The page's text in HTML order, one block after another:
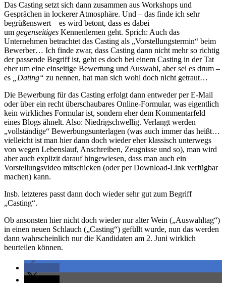
Das Casting setzt sich dann zusammen aus Workshops und
Gesprächen in lockerer Atmosphäre. Und – das finde ich sehr
begrüßenswert – es wird betont, dass es dabei
um gegenseitiges Kennenlernen geht. Sprich: Auch das
Unternehmen betrachtet das Casting als „Vorstellungstermin“ beim
Bewerber… Ich finde zwar, dass Casting dann nicht mehr so richtig
der passende Begriff ist, geht es doch bei einem Casting in der Tat
eher um eine einseitige Bewertung und Auswahl, aber sei es drum –
es
„Dating“ zu nennen, hat man sich wohl doch nicht getraut…
Die Bewerbung für das Casting erfolgt dann entweder per E-Mail
oder über ein recht überschaubares Online-Formular, was eigentlich
kein wirkliches Formular ist, sondern eher dem Kommentarfeld
eines Blogs ähnelt. Also: Niedrigschwellig. Verlangt werden
„vollständige“ Bewerbungsunterlagen (was auch immer das heißt…
vielleicht ist man hier dann doch wieder eher klassisch unterwegs
von wegen Lebenslauf, Anschreiben, Zeugnisse und so), man wird
aber auch explizit darauf hingewiesen, dass man auch ein
Vorstellungsvideo mitschicken (oder per Download-Link verfügbar
machen) kann.
Insb. letzteres passt dann doch wieder sehr gut zum Begriff
„Casting“.
Ob ansonsten hier nicht doch wieder nur alter Wein („Auswahltag“)
in einen neuen Schlauch („Casting“) gefüllt wurde, nun das werden
dann wahrscheinlich nur die Kandidaten am 2. Juni wirklich
beurteilen können.